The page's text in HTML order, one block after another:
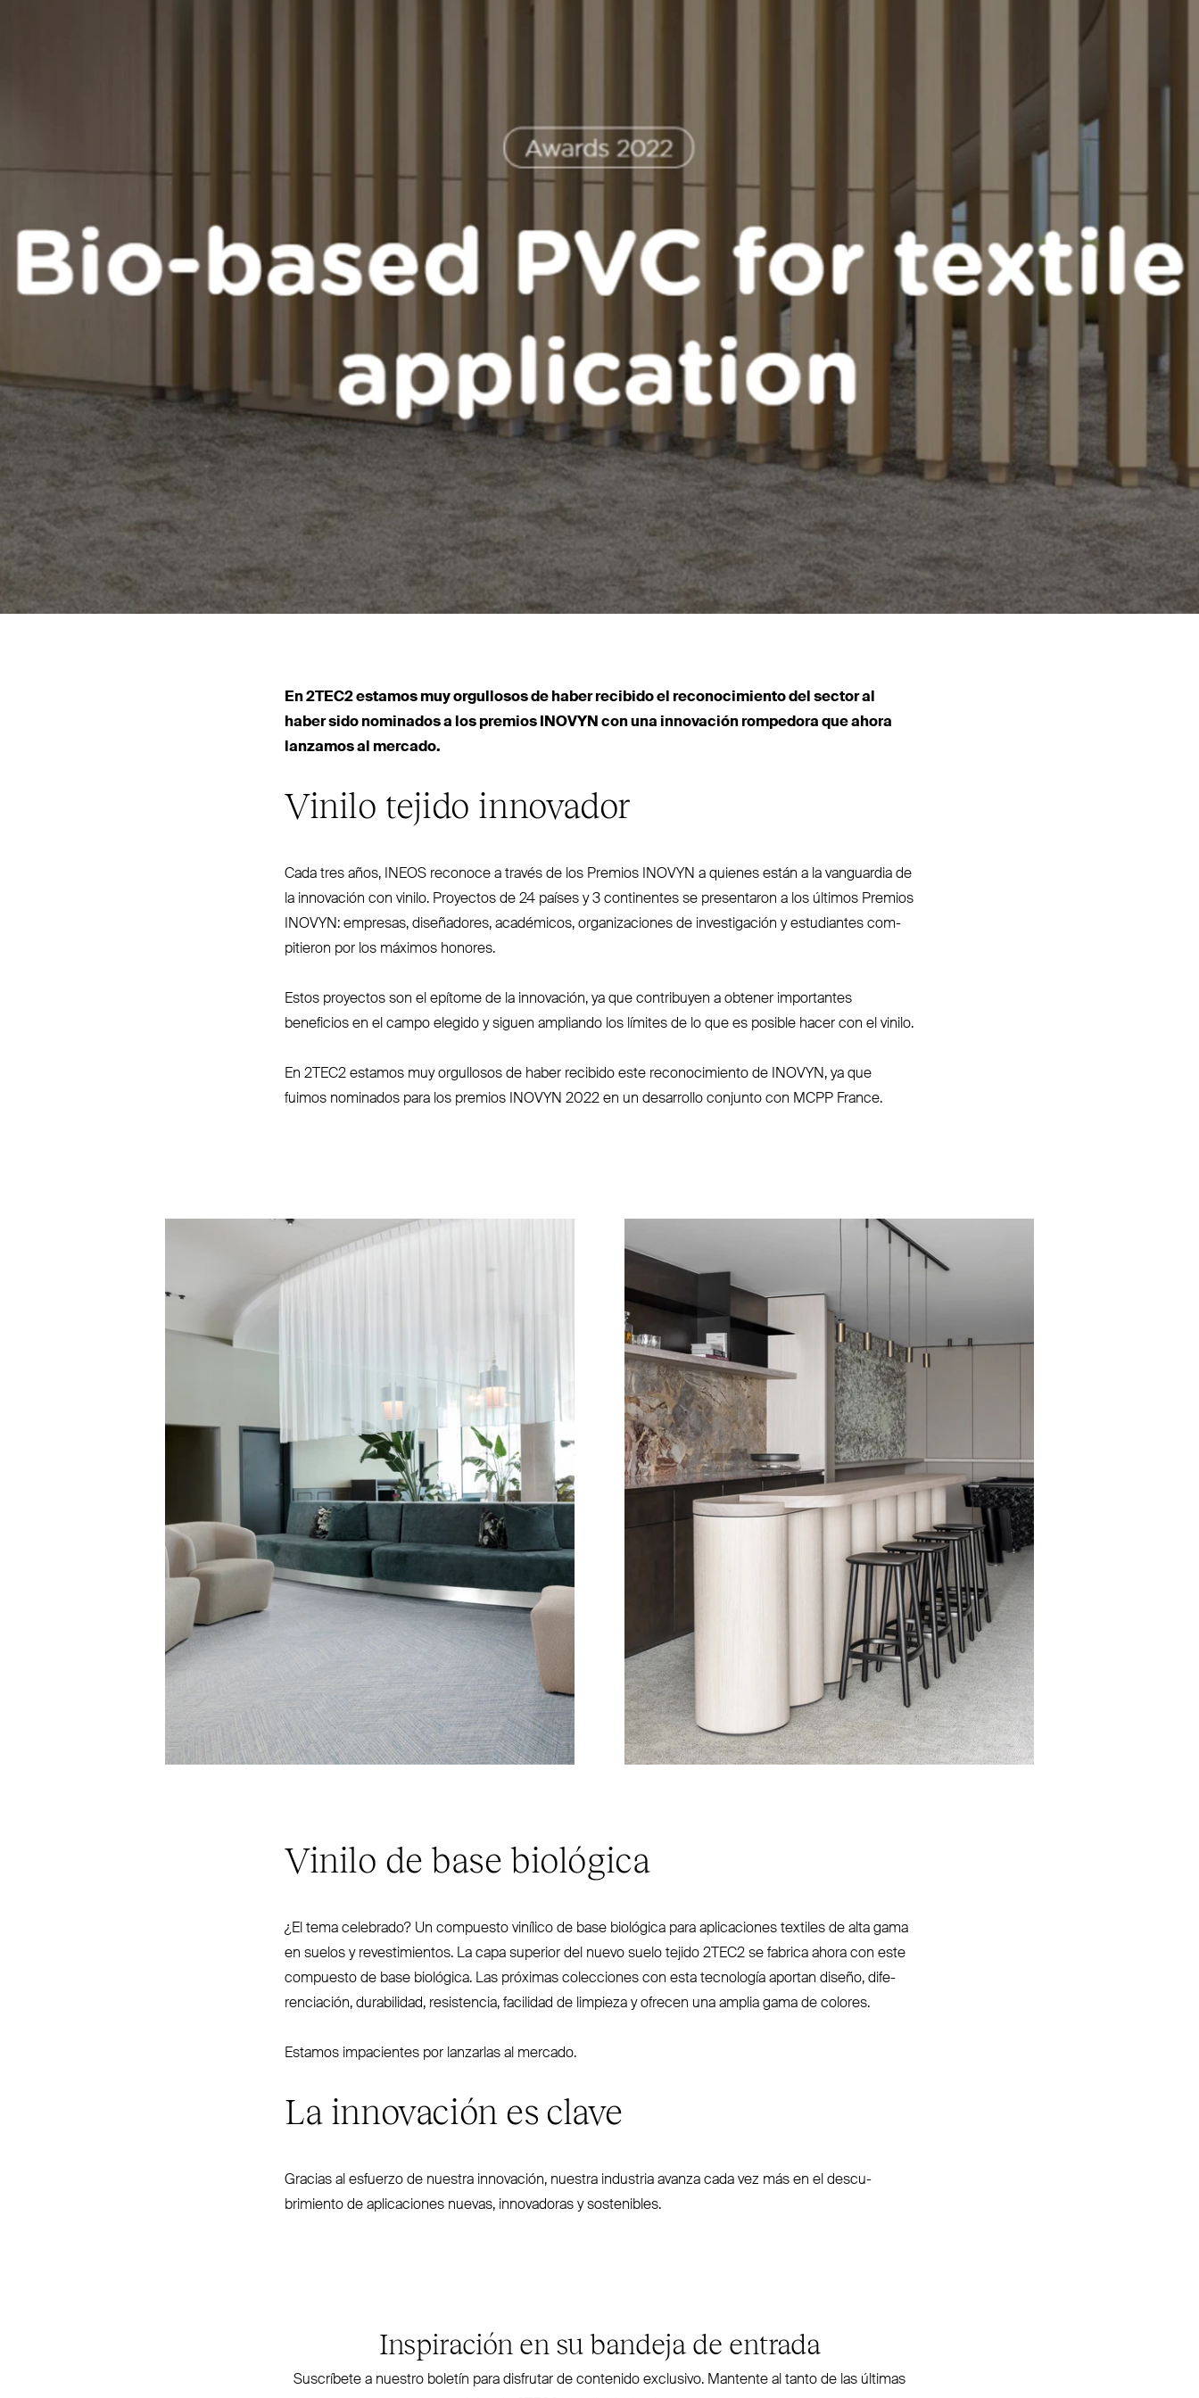
En2TEC2estamos muy orgullosos de haber recibido el reco­no­cimiento del sector al
haber sido nominados a los premios
INOVYN con una innovación rompedora que ahora
lanzamos al mercado.
Vinilo tejido innovador
Cada tres años, INEOS reconoce a través de los Premios INOVYN a quienes están a la van­guardia de
la innovación con vinilo. Proyectos de 24 países y 3 con­tinentes se pre­sentaron a los últimos Premios
INOVYN: empresas, dise­ñadores, aca­démicos, orga­ni­zaciones de inves­tigación y estu­diantes com­
pitieron por los máximos honores.
Estos proyectos son el epítome de la innovación, ya que con­tribuyen a obtener importantes
beneficios en el campo elegido y siguen ampliando los límites de lo que es posible hacer con el vinilo.
En 2TEC2 estamos muy orgullosos de haber recibido este reco­no­cimiento de INOVYN, ya que
fuimos nominados para los premios
INOVYN 2022 en un desarrollo conjunto con MCPP France.
Vinilo de base biológica
¿El tema celebrado? Un compuesto vinílico de base biológica para apli­caciones textiles de alta gama
en suelos y reves­ti­mientos. La capa superior del nuevo suelo tejido 2TEC2 se fabrica ahora con este
compuesto de base biológica. Las próximas colecciones con esta tec­nología aportan diseño, dife­
ren­ciación, dura­bilidad, resistencia, facilidad de limpieza y ofrecen una amplia gama de colores.
Estamos impa­cientes por lanzarlas al mercado.
La innovación es clave
Gracias al esfuerzo de nuestra innovación, nuestra industria avanza cada vez más en el des­cu­
brimiento de apli­caciones nuevas, inno­vadoras y sostenibles.
Inspiración en su bandeja de entrada
Sus­críbete a nuestro boletín para disfrutar de contenido exclusivo. Mantente al tanto de las últimas